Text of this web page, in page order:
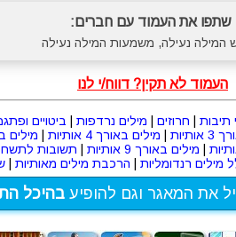
שתפו את העמוד עם חברים:
המילה נעילה, משמעות המילה נעילה
העמוד לא תקין? דווח/י לנו
תיבות חרוזים מילים נרדפות ביטויים
מילים באורך 4 אותיות מילים
מילים באורך 9 אותיות תשובות
מילים רנדומליות הרכבת מילים מאותיות
את המאגר וגם להופיעבהיכל